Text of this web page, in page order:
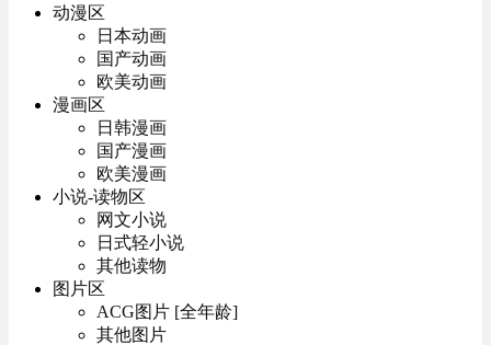
动漫区
日本动画
国产动画
欧美动画
漫画区
日韩漫画
国产漫画
欧美漫画
小说-读物区
网文小说
日式轻小说
其他读物
图片区
ACG图片 [全年龄]
其他图片